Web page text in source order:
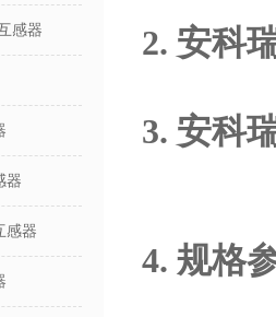
感器
器
感器
2. 安科
3. 安科
4. 规格